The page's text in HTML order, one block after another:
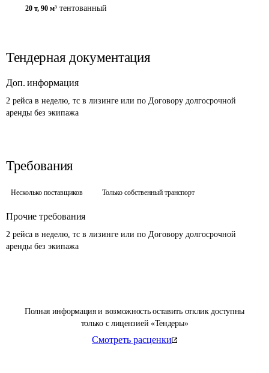
Полная информация и возможность оставить отклик доступны
только с лицензией «Тендеры»
Смотреть расценки
20 т, 90 м³ тентованный
Тендерная документация
Доп. информация
2 рейса в неделю, тс в лизинге или по Договору долгосрочной
аренды без экипажа
Требования
Несколько поставщиков Только собственный транспорт
Прочие требования
2 рейса в неделю, тс в лизинге или по Договору долгосрочной
аренды без экипажа